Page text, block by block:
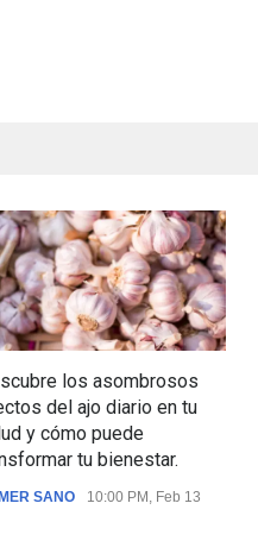
los asombrosos
del ajo diario en tu
y cómo puede
tu bienestar.
SANO 10:00 PM, Feb 13